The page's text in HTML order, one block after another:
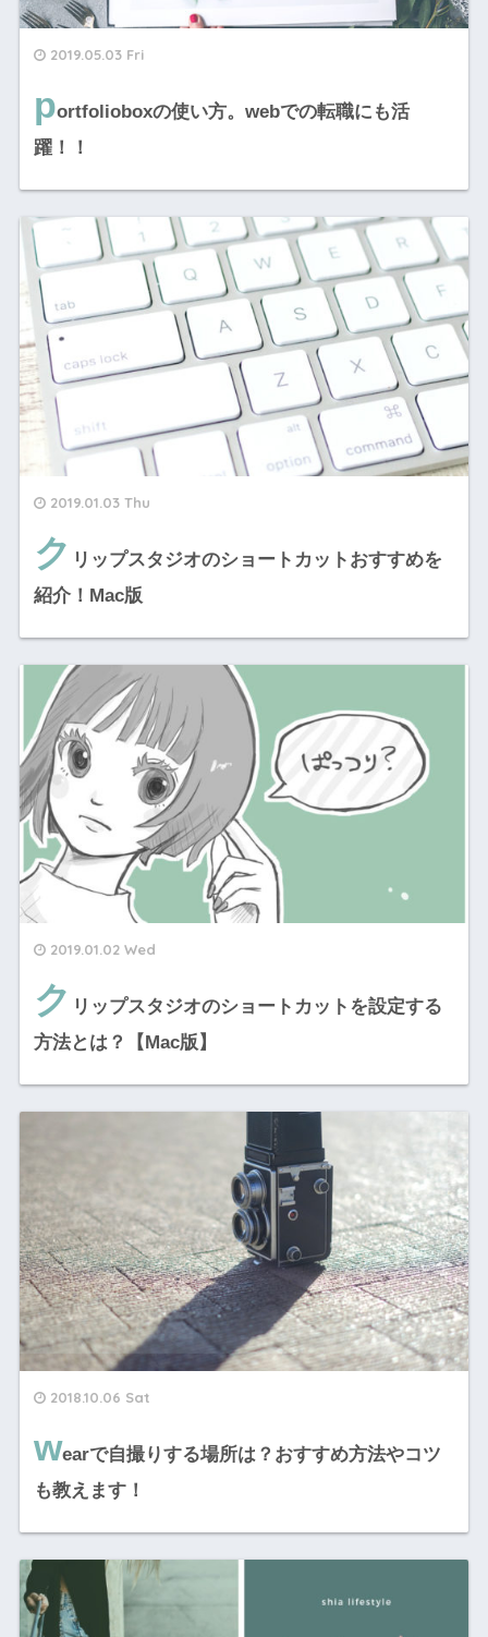
2019.05.03 Fri
portfolioboxの使い方。webでの転職にも活
躍！！
2019.01.03 Thu
ク リップスタジオのショートカットおすすめを
紹介！Mac版
2019.01.02 Wed
ク リップスタジオのショートカットを設定する
方法とは？【Mac版】
2018.10.06 Sat
wearで自撮りする場所は？おすすめ方法やコツ
も教えます！